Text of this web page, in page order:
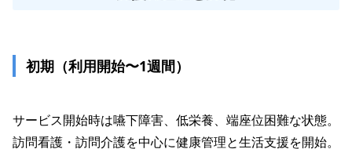
初期（利用開始〜1週間）
サービス開始時は嚥下障害、低栄養、端座位困難な状態。